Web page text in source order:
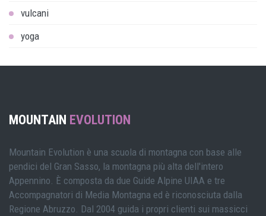
vulcani
yoga
MOUNTAIN EVOLUTION
Mountain Evolution è una scuola di montagna con base alle
pendici del Gran Sasso, la montagna più alta dell'intero
Appennino. È composta da due Guide Alpine UIAA e tre
Accompagnatori di Media Montagna ed è riconosciuta dalla
Regione Abruzzo. Dal 2004 guida i propri clienti sui massicci